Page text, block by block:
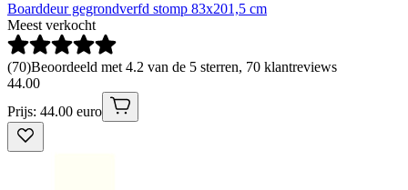
Boarddeur gegrondverfd stomp 83x201,5 cm
Meest verkocht
(70)Beoordeeld met 4.2 van de 5 sterren, 70 klantreviews
44.00
Prijs: 44.00 euro